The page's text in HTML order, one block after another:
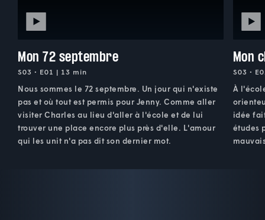
Mon 72 septembre
S03 • E01 | 13 min
Nous sommes le 72 septembre. Un jour qui n'existe
pas et où tout est permis pour Jenny. Comme aller
visiter Charles au lieu d'aller à l'école et de lui
trouver une place encore plus près d'elle. L'amour
qui les unit n'a pas dit son dernier mot.
Mon
S03 •
À
idée
études